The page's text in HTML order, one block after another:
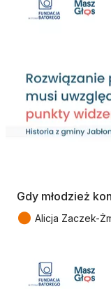
Gdy młodzież
● Alicja Zaczek-